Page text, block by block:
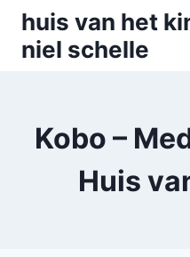
Skip
content
huis van het
niel schelle
Kobo –
Huis